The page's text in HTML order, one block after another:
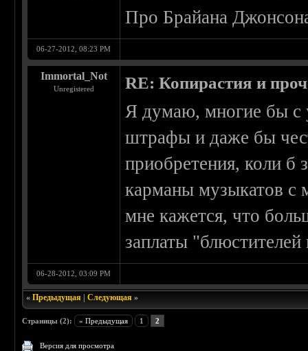
Про Брайана
06-27-2012, 08:23 PM
Immortal_Not
Unregistered RE: Копирастия и
Я думаю, многие бы с
штрафы и даже бы
приобретения, коли б
карманы музыкатов с
мне кажется, что
заплаты
06-28-2012, 03:09 PM
«Предыдущая |Следующая »
Страницы (2): « Предыдущая 1 2
Версия для просмотра